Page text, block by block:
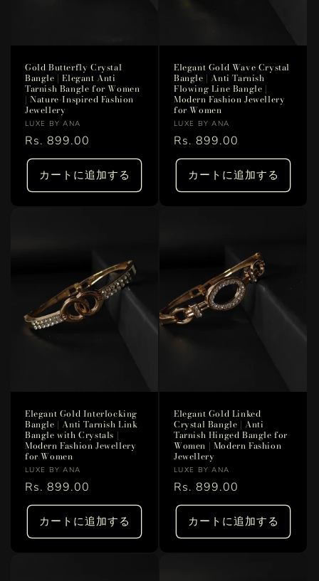
Gold Butterfly Crystal
Bangle | Elegant Anti
Tarnish Bangle for Women
| Nature-Inspired Fashion
Jewellery
販
売
元:
LUXE BY ANA
通
常
格
Rs. 899.00
カートに追加する
Elegant Gold Wave Crystal
Bangle | Anti Tarnish
Flowing Line Bangle |
Modern Fashion Jewellery
for Women
販
売
元:
LUXE BY ANA
通
常
格
Rs. 899.00
カートに追加する
Elegant Gold Interlocking
Bangle | Anti Tarnish Link
Bangle with Crystals |
Modern Fashion Jewellery
for Women
販
売
元:
LUXE BY ANA
通
常
格
Rs. 899.00
カートに追加する
Elegant Gold Linked
Crystal Bangle | Anti
Tarnish Hinged Bangle for
Women | Modern Fashion
Jewellery
販
売
元:
LUXE BY ANA
通
常
格
Rs. 899.00
カートに追加する